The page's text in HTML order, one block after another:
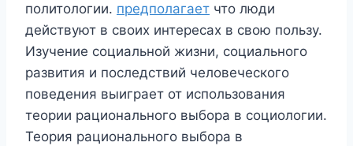
политологии. предполагает что люди
действуют в своих интересах в свою пользу.
Изучение социальной жизни, социального
развития и последствий человеческого
поведения выиграет от использования
теории рационального выбора в социологии.
Теория рационального выбора в